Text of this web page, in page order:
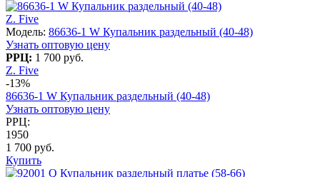
Z. Five
Модель: 86636-1 W Купальник раздельный (40-48)
Узнать оптовую цену
РРЦ: 1 700 руб.
Z. Five
-13%
86636-1 W Купальник раздельный (40-48)
Узнать оптовую цену
РРЦ:
1950
1 700 руб.
Купить